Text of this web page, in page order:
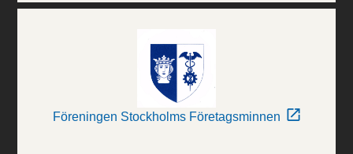
Föreningen Stockholms Företagsminnen